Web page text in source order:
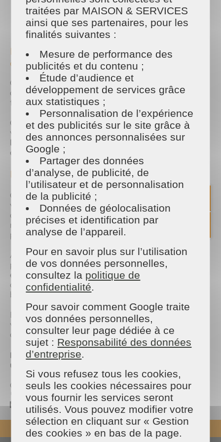
PARTAGER
Facebook
Twitter Email
La saison de la déclaration des revenus est
officiellement ouverte !
C’est l’occasion de faire le point sur vos dépenses
de l’année… et de ne pas oublier les avantages
fiscaux auxquels vous avez droit.
ChezMaison et Services Laval Rive Gauche, nous
vous rappelons que50 % de vos dépenses pour
les prestations à domicile(ménage, repassage,
etc.) sontéligibles au crédit d’impôt
Mais ça signifie quoi ?
Concrètement, cela signifie que la moitié de ce que
vous payez peut vous êtreremboursée par l’État
que vous soyezimposable ou non. Une bonne
nouvelle pour votre portefeuille, tout en profitant de
plus de temps libre et d’un intérieur impeccable.
Alors, si vous faites déjà appel à nos services,
pensez bien à lesdéclarer! Et si vous hésitez
encore, c’est lemoment idéal pour sauter le pas
confort au quotidien et avantage fiscal, c’est tout
bénéfice !
Besoin d’aide ou de précisions ? Notre équipe est à
votre écoute pour vous accompagner dans vos
démarches.
Maison et Services – Le confort à domicile, avec
un vrai plus pour votre budget.
Contactez dès maintenant notre équipe :
📞
02 43 53 63 64
💌mslaval@maison-et-services.com
REVENIR EN HAUT
traitées par MAISON & SERVICES
ainsi que ses partenaires, pour les
finalités suivantes :
Mesure de performance des
publicités et du contenu ;
Étude d’audience et
développement de services grâce
aux statistiques ;
Personnalisation de l’expérience
et des publicités sur le site grâce à
des annonces personnalisées sur
Google ;
Partager des données
d’analyse, de publicité, de
l’utilisateur et de personnalisation
de la publicité ;
Données de géolocalisation
précises et identification par
analyse de l’appareil.
Pour en savoir plus sur l’utilisation
de vos données personnelles,
consultez la politique de
confidentialité.
Pour savoir comment Google traite
vos données personnelles,
consulter leur page dédiée à ce
sujet : Responsabilité des données
d’entreprise.
Si vous refusez tous les cookies,
seuls les cookies nécessaires pour
vous fournir les services seront
utilisés. Vous pouvez modifier votre
sélection en cliquant sur « Gestion
des cookies » en bas de la page.